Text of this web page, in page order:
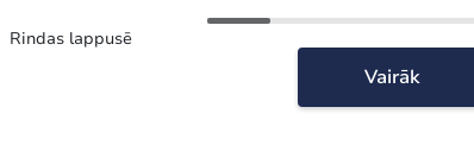
Rindas lappusē
Vairāk